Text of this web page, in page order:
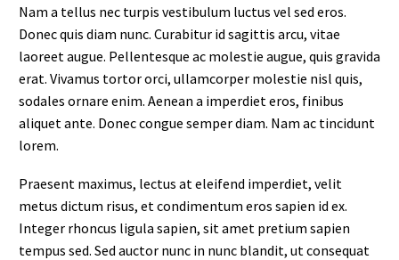
Nam a tellus nec turpis vestibulum luctus vel sed eros.
Donec quis diam nunc. Curabitur id sagittis arcu, vitae
laoreet augue. Pellentesque ac molestie augue, quis gravida
erat. Vivamus tortor orci, ullamcorper molestie nisl quis,
sodales ornare enim. Aenean a imperdiet eros, finibus
aliquet ante. Donec congue semper diam. Nam ac tincidunt
lorem.
Praesent maximus, lectus at eleifend imperdiet, velit
metus dictum risus, et condimentum eros sapien id ex.
Integer rhoncus ligula sapien, sit amet pretium sapien
tempus sed. Sed auctor nunc in nunc blandit, ut consequat